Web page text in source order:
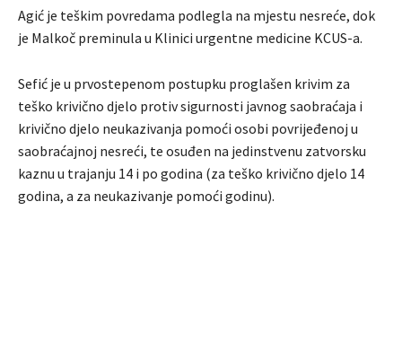
Agić je teškim povredama podlegla na mjestu nesreće, dok
je Malkoč preminula u Klinici urgentne medicine KCUS-a.
Sefić je u prvostepenom postupku proglašen krivim za
teško krivično djelo protiv sigurnosti javnog saobraćaja i
krivično djelo neukazivanja pomoći osobi povrijeđenoj u
saobraćajnoj nesreći, te osuđen na jedinstvenu zatvorsku
kaznu u trajanju 14 i po godina (za teško krivično djelo 14
godina, a za neukazivanje pomoći godinu).